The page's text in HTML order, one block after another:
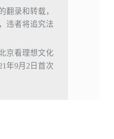
翻录和转载，
违者将追究法
京看理想文化
年9月2日首次